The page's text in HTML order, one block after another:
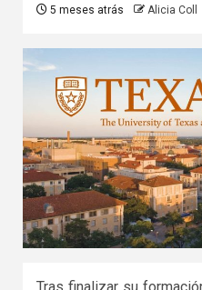
5 meses atrás Alicia Coll